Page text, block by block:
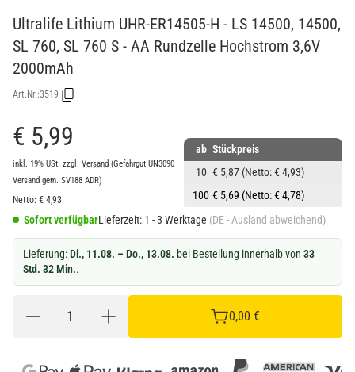
Ultralife Lithium UHR-ER14505-H - LS 14500, 14500,
SL 760, SL 760 S - AA Rundzelle Hochstrom 3,6V
2000mAh
Art.Nr.:3519
€ 5,99
inkl. 19% USt. zzgl. Versand (Gefahrgut UN3090
Versand gem. SV188 ADR)
Netto: € 4,93
ab Stückpreis
10 € 5,87 (Netto: € 4,93)
100 € 5,69 (Netto: € 4,78)
Sofort verfügbarLieferzeit: 1 - 3 Werktage (DE - Ausland abweichend)
Lieferung:Di., 11.08. – Do., 13.08. bei Bestellung innerhalb von 33
Std. 32 Min..
0,00 €